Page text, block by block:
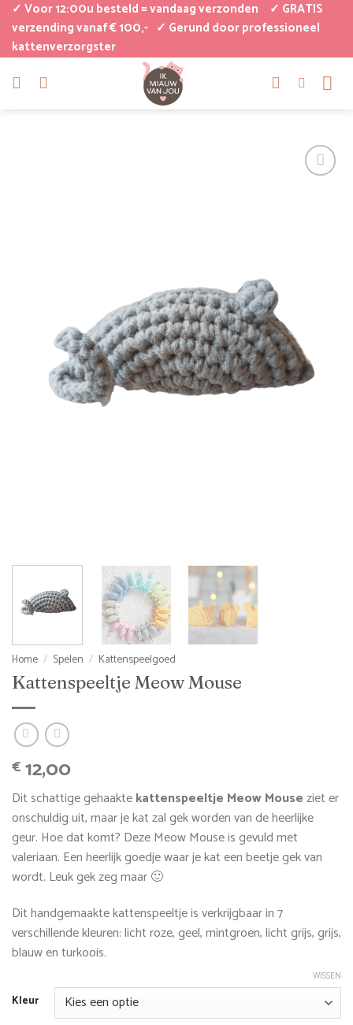
naar
inhoud
✓ Voor 12:00u besteld = vandaag verzonden
✓ GRATIS
verzending vanaf € 100,- ✓ Gerund door professioneel
kattenverzorgster
Home / Spelen / Kattenspeelgoed
Kattenspeeltje Meow Mouse
€ 12,00
Dit schattige gehaaktekattenspeeltje Meow Mouseziet er
onschuldig uit, maar je kat zal gek worden van de heerlijke
geur. Hoe dat komt? Deze Meow Mouse is gevuld met
valeriaan. Een heerlijk goedje waar je kat een beetje gek van
wordt. Leuk gek zeg maar 🙂
Dit handgemaakte kattenspeeltje is verkrijgbaar in 7
verschillende kleuren: licht roze, geel, mintgroen, licht grijs, grijs,
blauw en turkoois.
Kleur
WISSEN